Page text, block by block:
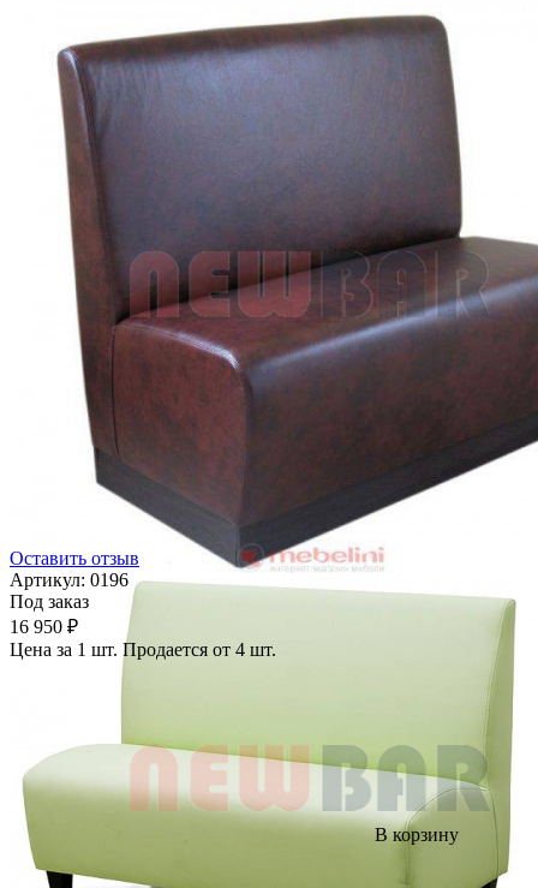
Оставить отзыв
Артикул: 0196
Под заказ
16 950 ₽
Цена за 1 шт. Продается от 4 шт.
В корзину